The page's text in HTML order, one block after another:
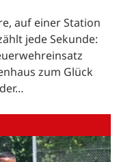
auf einer Station
jede Sekunde:
zum Glück